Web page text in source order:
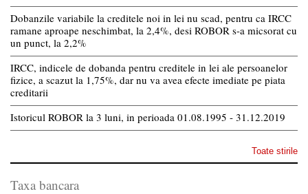
Dobanzile variabile la creditele noi in lei nu scad, pentru ca IRCC
ramane aproape neschimbat, la 2,4%, desi ROBOR s-a micsorat cu
un punct, la 2,2%
IRCC, indicele de dobanda pentru creditele in lei ale persoanelor
fizice, a scazut la 1,75%, dar nu va avea efecte imediate pe piata
creditarii
Istoricul ROBOR la 3 luni, in perioada 01.08.1995 - 31.12.2019
Toate stirile
Taxa bancara